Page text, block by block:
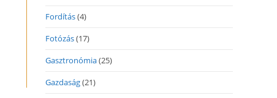
Fordítás(4)
Fotózás(17)
Gasztronómia(25)
Gazdaság(21)